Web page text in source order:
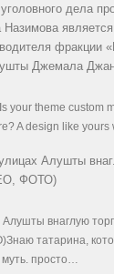
дела
Назимова
фракции
Джемала
your theme custom
A design like yours
Алушты
ФОТО)
внаглую
татарина,
просто…